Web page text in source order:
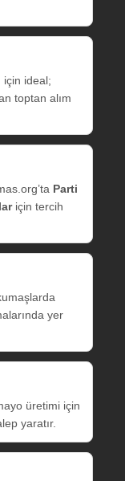
için ideal;
toptan alım
Parti
için tercih
yer
üretimi için
yaratır.